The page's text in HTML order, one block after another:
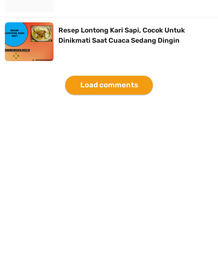
Resep Lontong Kari Sapi, Cocok Untuk
Dinikmati Saat Cuaca Sedang Dingin
Load comments